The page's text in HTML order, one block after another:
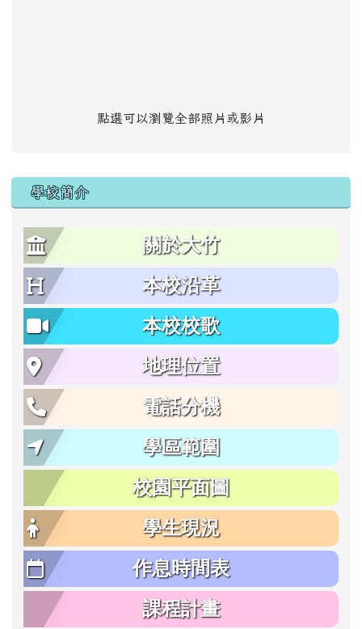
點選可以瀏覽全部照片或影片
學校簡介
關於大竹
本校沿革
本校校歌
地理位置
電話分機
學區範圍
校園平面圖
學生現況
作息時間表
課程計畫